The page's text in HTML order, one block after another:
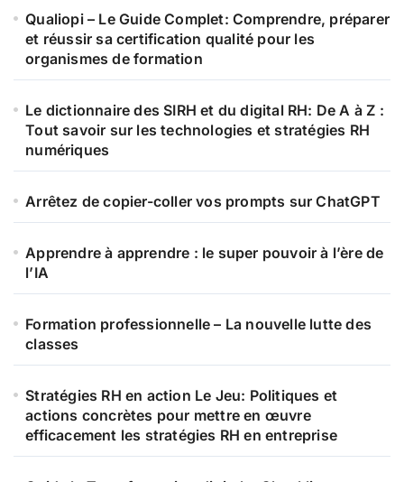
Qualiopi – Le Guide Complet: Comprendre, préparer
et réussir sa certification qualité pour les
organismes de formation
Le dictionnaire des SIRH et du digital RH: De A à Z :
Tout savoir sur les technologies et stratégies RH
numériques
Arrêtez de copier-coller vos prompts sur ChatGPT
Apprendre à apprendre : le super pouvoir à l’ère de
l’IA
Formation professionnelle – La nouvelle lutte des
classes
Stratégies RH en action Le Jeu: Politiques et
actions concrètes pour mettre en œuvre
efficacement les stratégies RH en entreprise